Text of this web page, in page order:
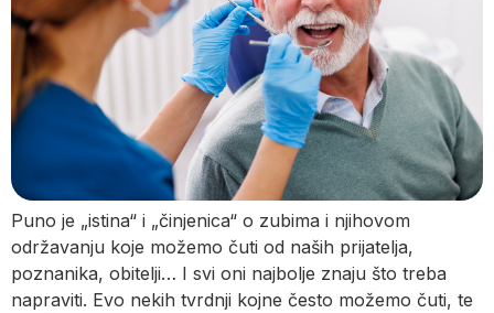
Puno je „istina“ i „činjenica“ o zubima i njihovom
održavanju koje možemo čuti od naših prijatelja,
poznanika, obitelji… I svi oni najbolje znaju što treba
napraviti. Evo nekih tvrdnji kojne često možemo čuti, te